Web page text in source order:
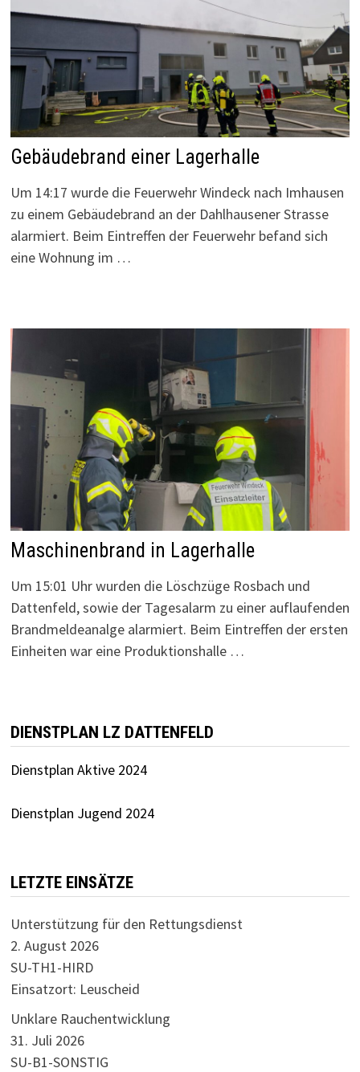
Gebäudebrand einer Lagerhalle
Um 14:17 wurde die Feuerwehr Windeck nach Imhausen
zu einem Gebäudebrand an der Dahlhausener Strasse
alarmiert. Beim Eintreffen der Feuerwehr befand sich
eine Wohnung im …
Maschinenbrand in Lagerhalle
Um 15:01 Uhr wurden die Löschzüge Rosbach und
Dattenfeld, sowie der Tagesalarm zu einer auflaufenden
Brandmeldeanalge alarmiert. Beim Eintreffen der ersten
Einheiten war eine Produktionshalle …
DIENSTPLAN LZ DATTENFELD
Dienstplan Aktive 2024
Dienstplan Jugend 2024
LETZTE EINSÄTZE
Unterstützung für den Rettungsdienst
2. August 2026
SU-TH1-HIRD
Einsatzort: Leuscheid
Unklare Rauchentwicklung
31. Juli 2026
SU-B1-SONSTIG